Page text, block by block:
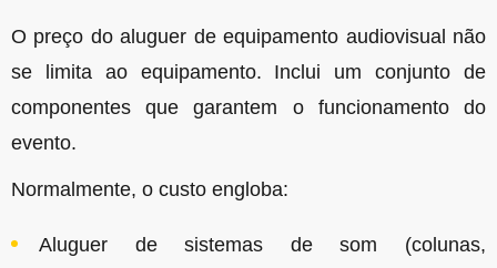
O preço do aluguer de equipamento audiovisual não
se limita ao equipamento. Inclui um conjunto de
componentes que garantem o funcionamento do
evento.
Normalmente, o custo engloba:
Aluguer de sistemas de som (colunas,